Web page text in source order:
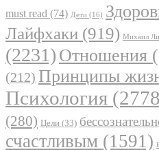
must read (74) Дети (16)
Лайфхаки (919) Михаил
(2231) Отношения
(212) Принципы
Психология
(280) Цели (33)
счастливым (1591)